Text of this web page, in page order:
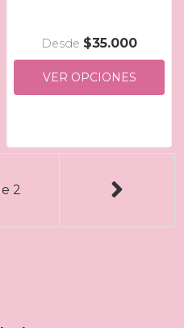
Desde $35.000
VER OPCIONES
2